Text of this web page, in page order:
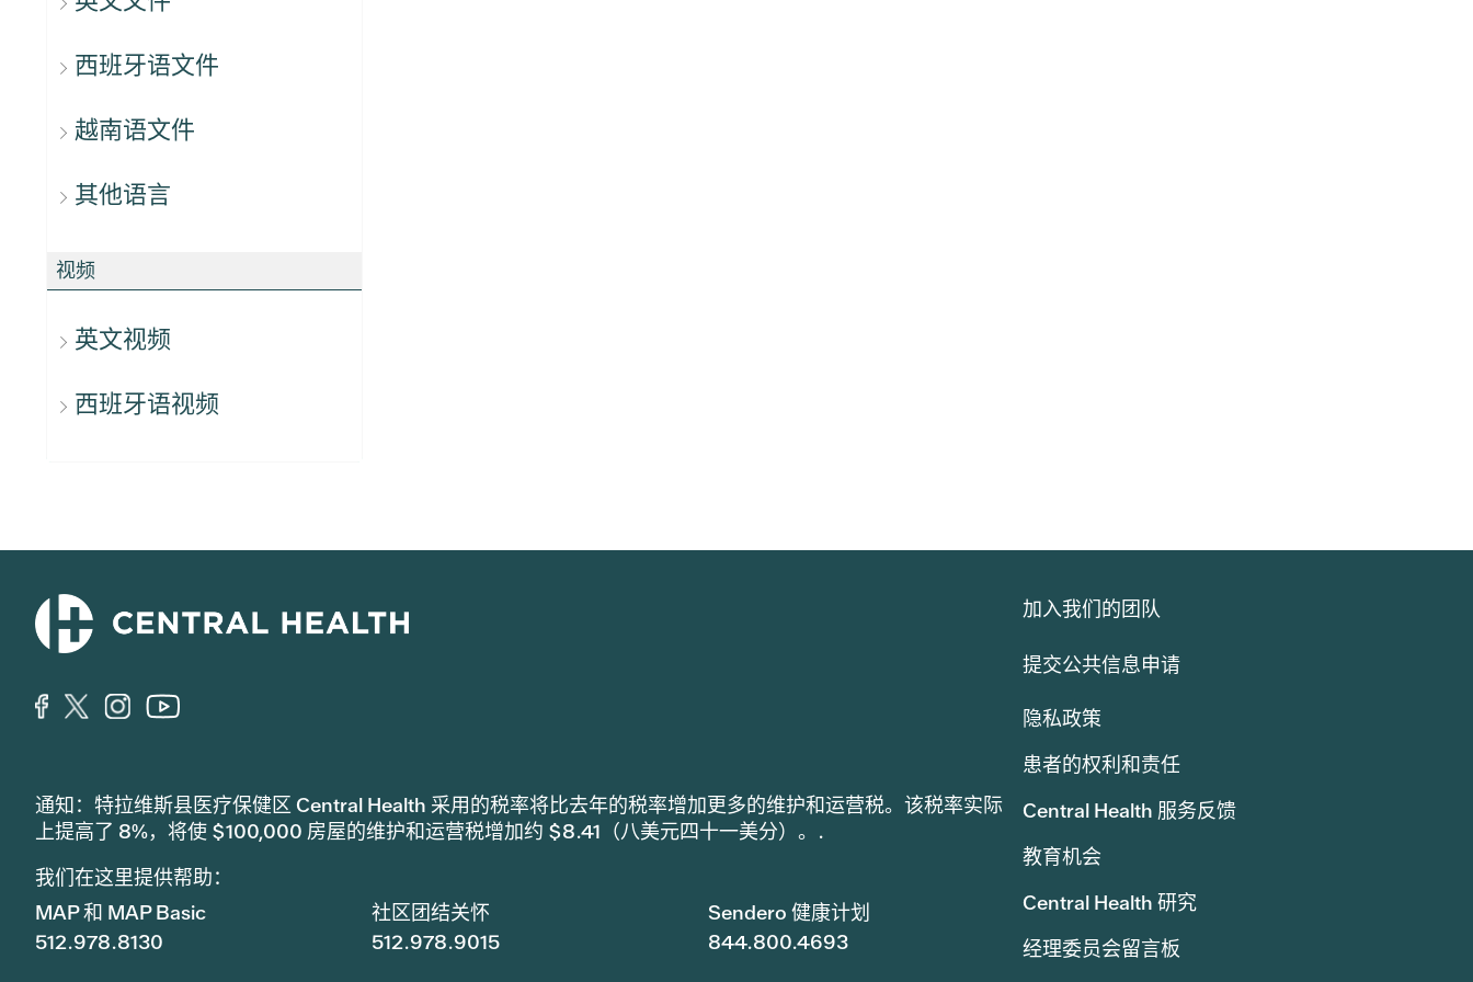
西班牙语文件
越南语文件
其他语言
视频
英文视频
西班牙语视频
通知：特拉维斯县医疗保健区 Central Health 采用的税率将比去年的税率增加更多的维护和运营税。该税率实际
上提高了 8%，将使 $100,000 房屋的维护和运营税增加约 $8.41（八美元四十一美分）。.
我们在这里提供帮助：
MAP 和 MAP Basic
512.978.8130
社区团结关怀
512.978.9015
Sendero 健康计划
844.800.4693
加入我们的团队
提交公共信息申请
隐私政策
患者的权利和责任
Central Health 服务反馈
教育机会
Central Health 研究
经理委员会留言板